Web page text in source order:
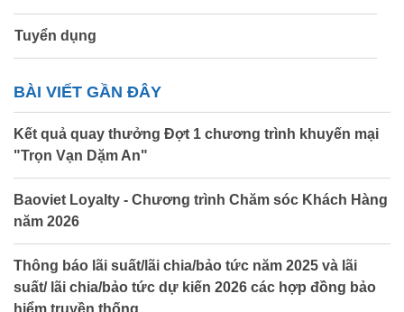
Tuyển dụng
BÀI VIẾT GẦN ĐÂY
Kết quả quay thưởng Đợt 1 chương trình khuyến mại
"Trọn Vạn Dặm An"
Baoviet Loyalty - Chương trình Chăm sóc Khách Hàng
năm 2026
Thông báo lãi suất/lãi chia/bảo tức năm 2025 và lãi
suất/ lãi chia/bảo tức dự kiến 2026 các hợp đồng bảo
hiểm truyền thống